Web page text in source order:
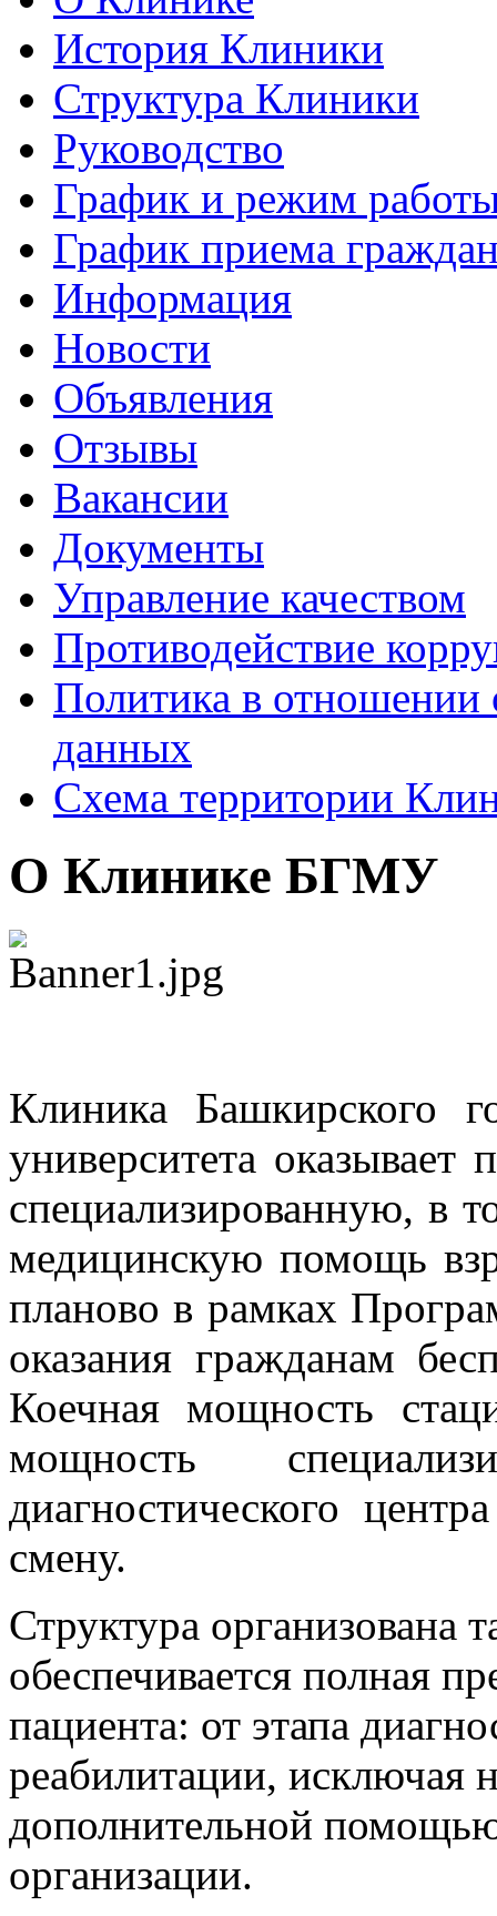
История Клиники
Структура Клиники
Руководство
График и режим
График приема
Информация
Новости
Объявления
Отзывы
Вакансии
Документы
Управление качеством
Противодействие
Политика в отношении
данных
Схема территории
О Клинике БГМУ
Клиника Башкирского
университета
специализированную, в
медицинскую помощь
планово в рамках
оказания гражданам
Коечная мощность
мощность
диагностического
смену.
Структура организована
обеспечивается полная
пациента: от этапа
реабилитации, исключая
дополнительной
организации.